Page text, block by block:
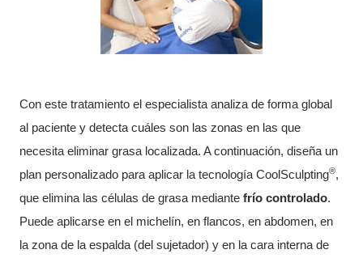
Con este tratamiento el especialista analiza de forma global
al paciente y detecta cuáles son las zonas en las que
necesita eliminar grasa localizada. A continuación, diseña un
plan personalizado para aplicar la tecnología CoolSculpting®,
que elimina las células de grasa mediante frío controlado.
Puede aplicarse en el michelín, en flancos, en abdomen, en
la zona de la espalda (del sujetador) y en la cara interna de